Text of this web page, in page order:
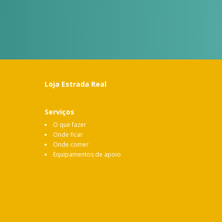
Loja Estrada Real
Serviços
O que fazer
Onde ficar
Onde comer
Equipamentos de apoio